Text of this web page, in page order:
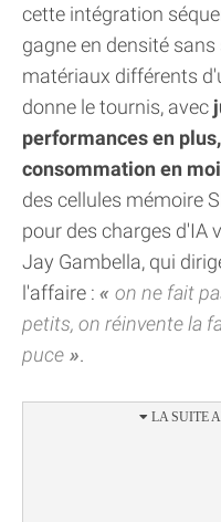
cette intégration
gagne en densité
matériaux différents
donne le tournis, avec
performances en
consommation en
des cellules mémoire
pour des charges d'IA
Jay Gambella, qui
l'affaire :
on ne fait
petits, on réinvente la
puce
.